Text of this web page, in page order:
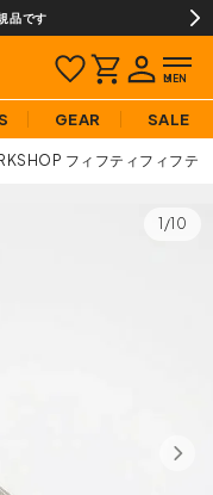
品です
GEAR SALE
フィフティフィフテ
1/10